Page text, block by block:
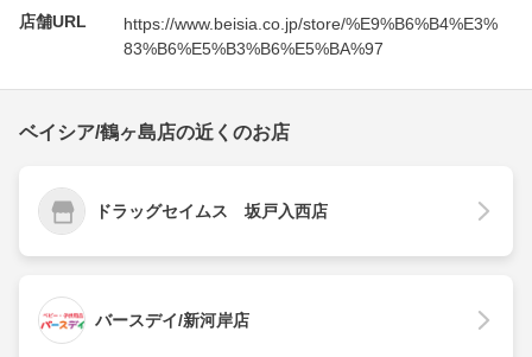
店舗URL
https://www.beisia.co.jp/store/%E9%B6%B4%E3%
83%B6%E5%B3%B6%E5%BA%97
ベイシア/鶴ヶ島店の近くのお店
ドラッグセイムス 坂戸入西店
バースデイ/新河岸店